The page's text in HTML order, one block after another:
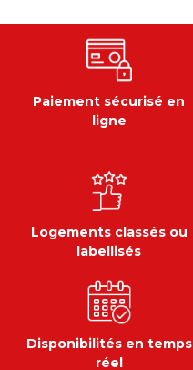
Paiement sécurisé en
ligne
Logements classés ou
labellisés
Disponibilités en temps
réel